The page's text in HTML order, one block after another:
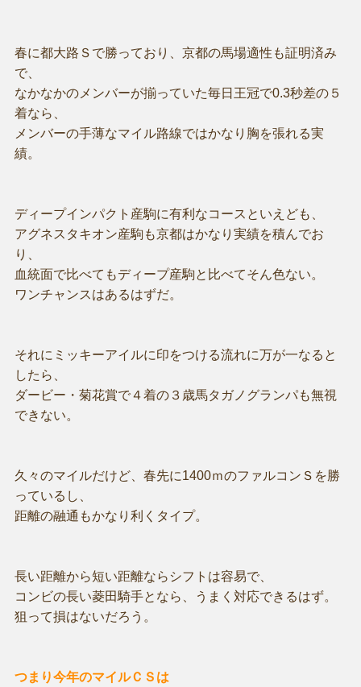
春に都大路Ｓで勝っており、京都の馬場適性も証明済み
で、
なかなかのメンバーが揃っていた毎日王冠で0.3秒差の５
着なら、
メンバーの手薄なマイル路線ではかなり胸を張れる実
績。
ディープインパクト産駒に有利なコースといえども、
アグネスタキオン産駒も京都はかなり実績を積んでお
り、
血統面で比べてもディープ産駒と比べてそん色ない。
ワンチャンスはあるはずだ。
それにミッキーアイルに印をつける流れに万が一なると
したら、
ダービー・菊花賞で４着の３歳馬タガノグランパも無視
できない。
久々のマイルだけど、春先に1400ｍのファルコンＳを勝
っているし、
距離の融通もかなり利くタイプ。
長い距離から短い距離ならシフトは容易で、
コンビの長い菱田騎手となら、うまく対応できるはず。
狙って損はないだろう。
つまり今年のマイルＣＳは